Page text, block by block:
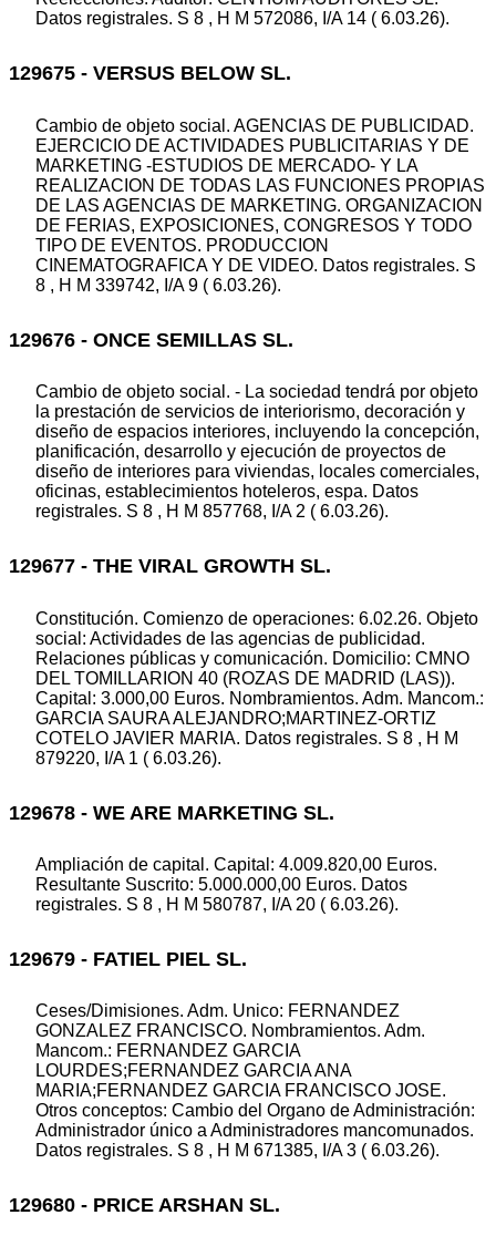
Datos registrales. S 8 , H M 572086, I/A 14 ( 6.03.26).
129675 - VERSUS BELOW SL.
Cambio de objeto social. AGENCIAS DE PUBLICIDAD.
EJERCICIO DE ACTIVIDADES PUBLICITARIAS Y DE
MARKETING -ESTUDIOS DE MERCADO- Y LA
REALIZACION DE TODAS LAS FUNCIONES PROPIAS
DE LAS AGENCIAS DE MARKETING. ORGANIZACION
DE FERIAS, EXPOSICIONES, CONGRESOS Y TODO
TIPO DE EVENTOS. PRODUCCION
CINEMATOGRAFICA Y DE VIDEO. Datos registrales. S
8 , H M 339742, I/A 9 ( 6.03.26).
129676 - ONCE SEMILLAS SL.
Cambio de objeto social. - La sociedad tendrá por objeto
la prestación de servicios de interiorismo, decoración y
diseño de espacios interiores, incluyendo la concepción,
planificación, desarrollo y ejecución de proyectos de
diseño de interiores para viviendas, locales comerciales,
oficinas, establecimientos hoteleros, espa. Datos
registrales. S 8 , H M 857768, I/A 2 ( 6.03.26).
129677 - THE VIRAL GROWTH SL.
Constitución. Comienzo de operaciones: 6.02.26. Objeto
social: Actividades de las agencias de publicidad.
Relaciones públicas y comunicación. Domicilio: CMNO
DEL TOMILLARION 40 (ROZAS DE MADRID (LAS)).
Capital: 3.000,00 Euros. Nombramientos. Adm. Mancom.:
GARCIA SAURA ALEJANDRO;MARTINEZ-ORTIZ
COTELO JAVIER MARIA. Datos registrales. S 8 , H M
879220, I/A 1 ( 6.03.26).
129678 - WE ARE MARKETING SL.
Ampliación de capital. Capital: 4.009.820,00 Euros.
Resultante Suscrito: 5.000.000,00 Euros. Datos
registrales. S 8 , H M 580787, I/A 20 ( 6.03.26).
129679 - FATIEL PIEL SL.
Ceses/Dimisiones. Adm. Unico: FERNANDEZ
GONZALEZ FRANCISCO. Nombramientos. Adm.
Mancom.: FERNANDEZ GARCIA
LOURDES;FERNANDEZ GARCIA ANA
MARIA;FERNANDEZ GARCIA FRANCISCO JOSE.
Otros conceptos: Cambio del Organo de Administración:
Administrador único a Administradores mancomunados.
Datos registrales. S 8 , H M 671385, I/A 3 ( 6.03.26).
129680 - PRICE ARSHAN SL.